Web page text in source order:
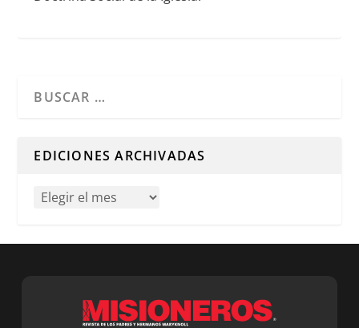
EDICIONES ARCHIVADAS